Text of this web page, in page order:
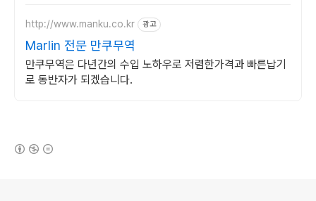
http://www.manku.co.kr 광고
Marlin 전문 만쿠무역
만쿠무역은 다년간의 수입 노하우로 저렴한가격과 빠른납기
로 동반자가 되겠습니다.